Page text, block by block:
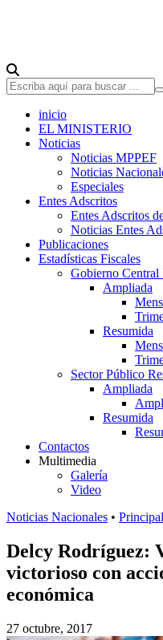
inicio
EL MINISTERIO
Noticias
Noticias MPPEF
Noticias
Especiales
Entes Adscritos
Entes Adscritos
Noticias Entes
Publicaciones
Estadísticas Fiscales
Gobierno Central
Ampliada
Resumida
Sector Público
Ampliada
Resumida
Contactos
Multimedia
Galería
Video
Noticias Nacionales • Principal
Delcy Rodríguez:
victorioso con
económica
27 octubre, 2017